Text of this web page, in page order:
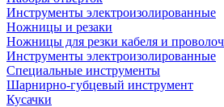
Инструменты электроизолированные
Ножницы и резаки
Ножницы для резки кабеля и
Инструменты электроизолированные
Специальные инструменты
Шарнирно-губцевый инструмент
Кусачки